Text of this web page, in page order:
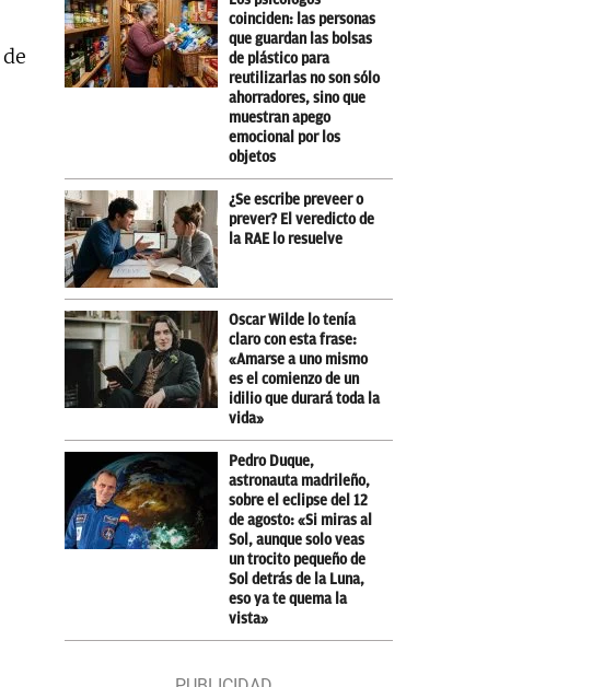
de
coinciden: las personas
que guardan las bolsas
de plástico para
reutilizarlas no son sólo
ahorradores, sino que
muestran apego
emocional por los
objetos
¿Se escribe preveer o
prever? El veredicto de
la RAE lo resuelve
Oscar Wilde lo tenía
claro con esta frase:
«Amarse a uno mismo
es el comienzo de un
idilio que durará toda la
vida»
Pedro Duque,
astronauta madrileño,
sobre el eclipse del 12
de agosto: «Si miras al
Sol, aunque solo veas
un trocito pequeño de
Sol detrás de la Luna,
eso ya te quema la
vista»